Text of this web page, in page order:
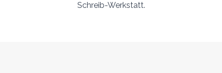
Schreib-Werkstatt.